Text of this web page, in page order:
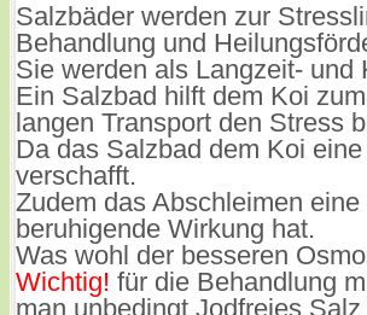
Salzbäder werden zur
Behandlung und
Sie werden als Langzeit- und
Ein Salzbad hilft dem Koi
langen Transport den Stress
Da das Salzbad dem Koi
verschafft.
Zudem das Abschleimen
beruhigende Wirkung hat.
Was wohl der besseren
Wichtig! für die Behandlung
man unbedingt Jodfreies